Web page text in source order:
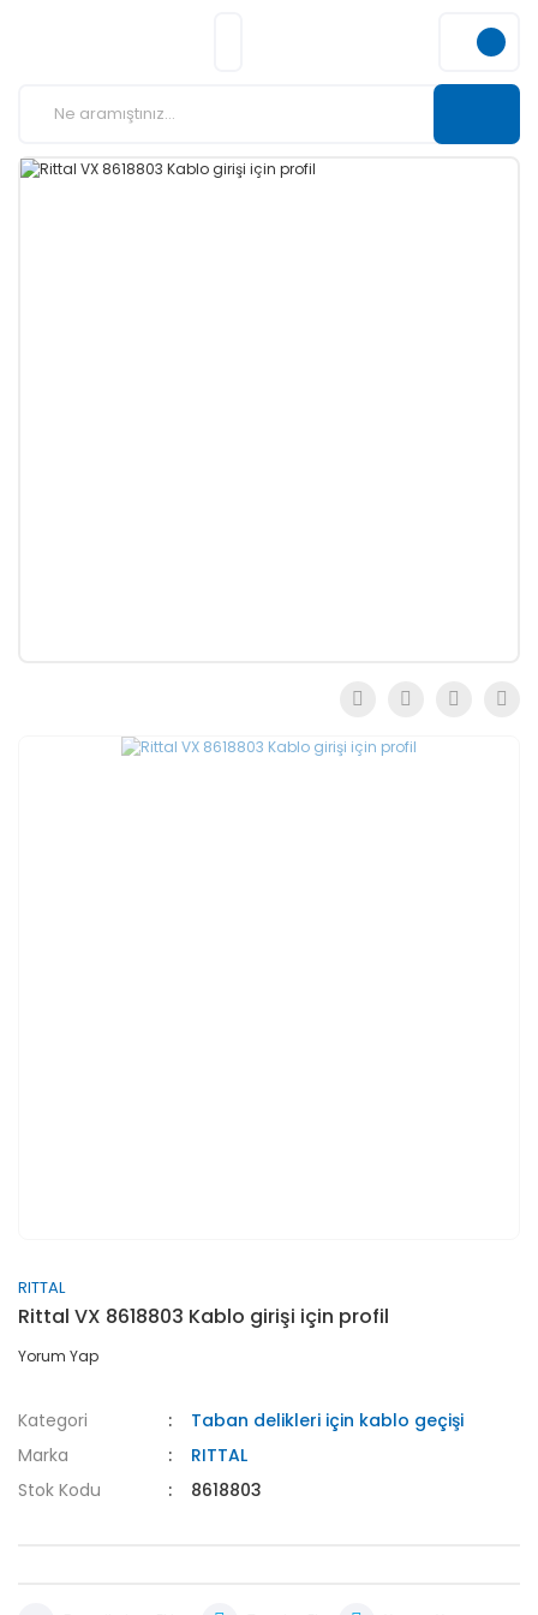
RITTAL
Rittal VX 8618803 Kablo girişi için profil
Yorum Yap
Kategori
Taban delikleri için kablo geçişi
Marka
RITTAL
Stok Kodu
8618803